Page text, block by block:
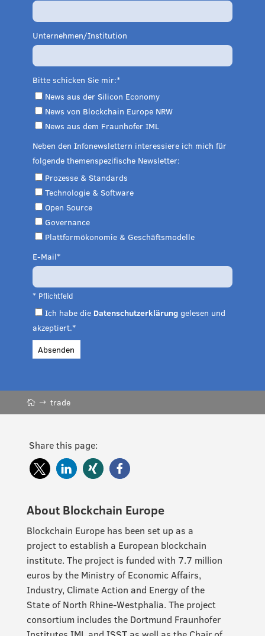
Unternehmen/Institution
Bitte schicken Sie mir:
News aus der Silicon Economy
News von Blockchain Europe NRW
News aus dem Fraunhofer IML
Neben den Infonewslettern interessiere ich mich für
folgende themenspezifische Newsletter:
Prozesse & Standards
Technologie & Software
Open Source
Governance
Plattformökonomie & Geschäftsmodelle
E-Mail
* Pflichtfeld
Ich habe die Datenschutzerklärunggelesen und
akzeptiert.*
Absenden
trade
Share this page:
About Blockchain Europe
Blockchain Europe has been set up as a
project to establish a European blockchain
institute. The project is funded with 7.7 million
euros by the Ministry of Economic Affairs,
Industry, Climate Action and Energy of the
State of North Rhine-Westphalia. The project
consortium includes the Dortmund Fraunhofer